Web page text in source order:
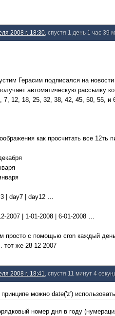
2008 г. 18:30 , спустя 1 день 1 час 39
Герасим подписался на
автоматическую рассылку
7, 12, 18, 25, 32, 38, 42, 45, 50, 55, и
как просчитать все
| day7 | day12 …
2007 | 1-01-2008 | 6-01-2008 …
просто с помощью cron каждый день
тот же 28-12-2007
2008 г. 18:41 , спустя 11 минут 4
можно date('z')
номер дня в году